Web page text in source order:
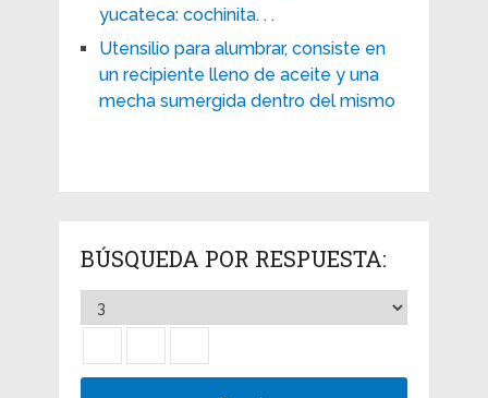
yucateca: cochinita. . .
Utensilio para alumbrar, consiste en
un recipiente lleno de aceite y una
mecha sumergida dentro del mismo
BÚSQUEDA POR RESPUESTA: